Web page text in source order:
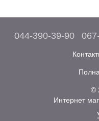
044-390-39-90
©
Интернет